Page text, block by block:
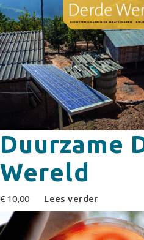
Duurzame
Wereld
€ 10,00 Lees verder